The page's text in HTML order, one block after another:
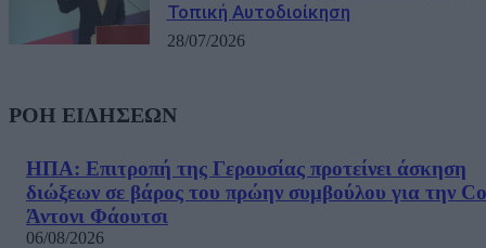
Τοπική Αυτοδιοίκηση
28/07/2026
ΡΟΗ ΕΙΔΗΣΕΩΝ
ΗΠΑ: Επιτροπή της Γερουσίας προτείνει άσκηση
διώξεων σε βάρος του πρώην συμβούλου για την
Άντονι Φάουτσι
06/08/2026